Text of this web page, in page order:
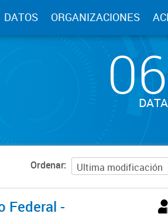
DATOS ORGANIZACIONES
Ordenar
Federal -